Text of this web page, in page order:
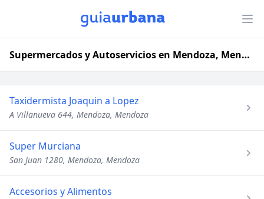
Supermercados y Autoservicios en Mendoza, Mendoza
Taxidermista Joaquin a Lopez
A Villanueva 644, Mendoza, Mendoza
Super Murciana
San Juan 1280, Mendoza, Mendoza
Accesorios y Alimentos